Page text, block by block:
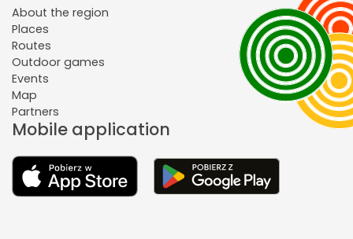
About the region
Places
Routes
Outdoor games
Events
Map
Partners
Mobile application